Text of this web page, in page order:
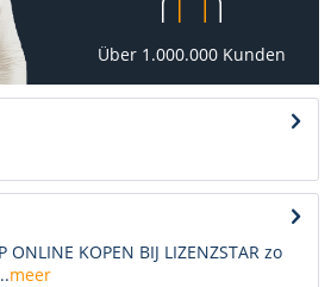
Über 1.000.000 Kunden
ONLINE KOPEN BIJ LIZENZSTAR zo
meer